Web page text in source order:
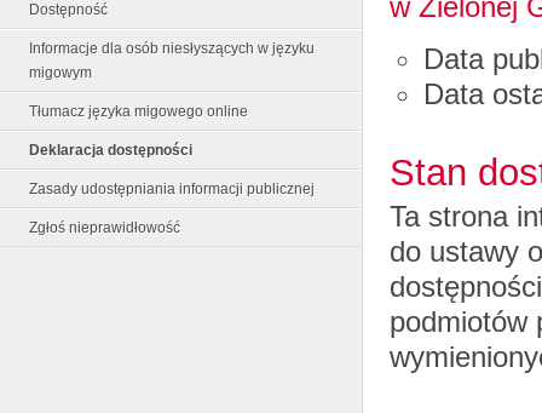
Dostępność
Informacje dla osób niesłyszących w języku
migowym
Tłumacz języka migowego online
Deklaracja dostępności
Zasady udostępniania informacji publicznej
Zgłoś nieprawidłowość
Data
Data
Stan
Ta strona
do ustawy
podmiotów